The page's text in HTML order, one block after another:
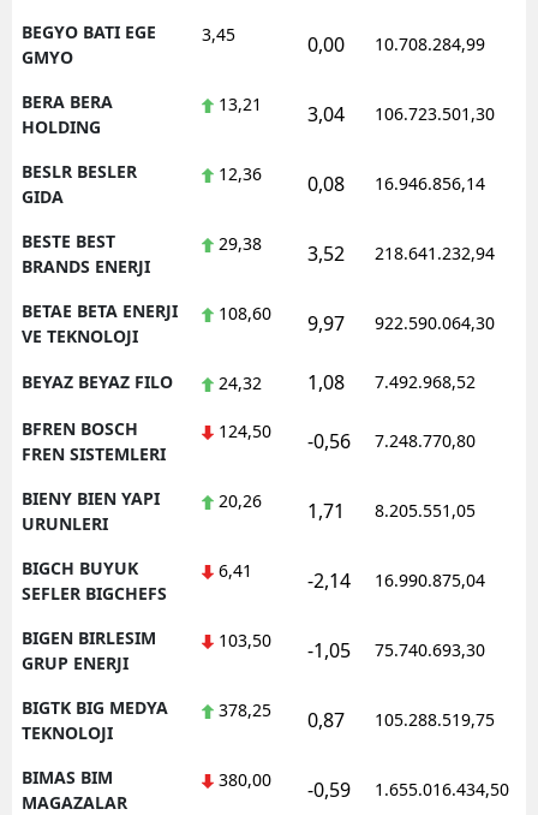
BEGYO BATI EGE
GMYO
3,45 0,00 10.708.284,99
BERA BERA
HOLDING
13,21 3,04 106.723.501,30
BESLR BESLER
GIDA
12,36 0,08 16.946.856,14
BESTE BEST
BRANDS ENERJI
29,38 3,52 218.641.232,94
BETAE BETA ENERJI
VE TEKNOLOJI
108,60 9,97 922.590.064,30
BEYAZ BEYAZ FILO 24,32 1,08 7.492.968,52
BFREN BOSCH
FREN SISTEMLERI
124,50 -0,56 7.248.770,80
BIENY BIEN YAPI
URUNLERI
20,26 1,71 8.205.551,05
BIGCH BUYUK
SEFLER BIGCHEFS
6,41 -2,14 16.990.875,04
BIGEN BIRLESIM
GRUP ENERJI
103,50 -1,05 75.740.693,30
BIGTK BIG MEDYA
TEKNOLOJI
378,25 0,87 105.288.519,75
BIMAS BIM
MAGAZALAR
380,00 -0,59 1.655.016.434,50